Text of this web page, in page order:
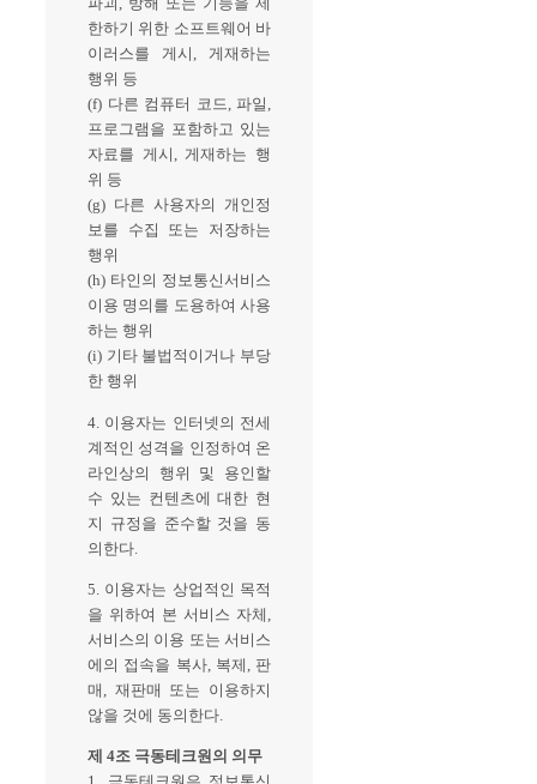
한하기 위한 소프트웨어 바
이러스를 게시, 게재하는
행위 등
(f) 다른 컴퓨터 코드, 파일,
프로그램을 포함하고 있는
자료를 게시, 게재하는 행
위 등
(g) 다른 사용자의 개인정
보를 수집 또는 저장하는
행위
(h) 타인의 정보통신서비스
이용 명의를 도용하여 사용
하는 행위
(i) 기타 불법적이거나 부당
한 행위
4. 이용자는 인터넷의 전세
계적인 성격을 인정하여 온
라인상의 행위 및 용인할
수 있는 컨텐츠에 대한 현
지 규정을 준수할 것을 동
의한다.
5. 이용자는 상업적인 목적
을 위하여 본 서비스 자체,
서비스의 이용 또는 서비스
에의 접속을 복사, 복제, 판
매, 재판매 또는 이용하지
않을 것에 동의한다.
제 4조 극동테크원의 의무